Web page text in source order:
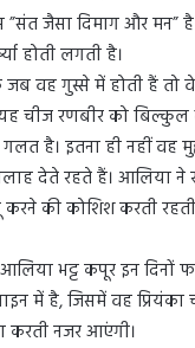
”संत जैसा दिमाग और
होती लगती है।
वह गुस्से में होती हैं तो
चीज रणबीर को बिल्कुल
है। इतना ही नहीं वह
देते रहते हैं। आलिया
की कोशिश करती
भट्ट कपूर इन दिनों
में है, जिसमें वह
करती नजर आएंगी।